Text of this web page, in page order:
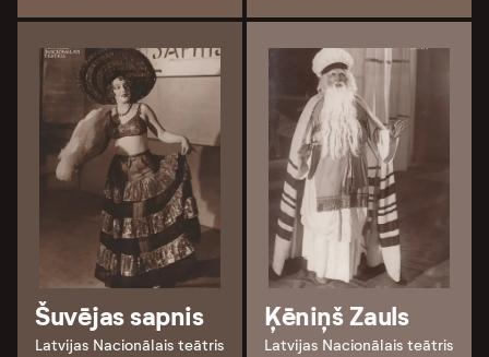
Šuvējas sapnis
Latvijas Nacionālais teātris
Ķēniņš Zauls
Latvijas Nacionālais teātris